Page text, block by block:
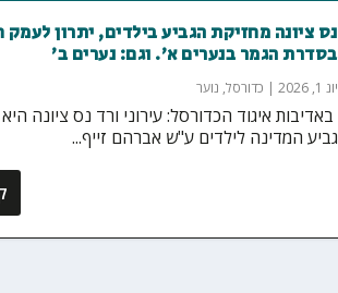
נס ציונה מחזיקת הגביע בילדים, יתרון לעמק
בסדרת הגמר בנערים א׳. וגם: נערים ב׳
יונ 1, 2026 | כדורסל, נוער
באדיבות איגוד הכדורסל: עירוני ורד נס ציונה
גביע המדינה לילדים ע"ש אברהם זייף...